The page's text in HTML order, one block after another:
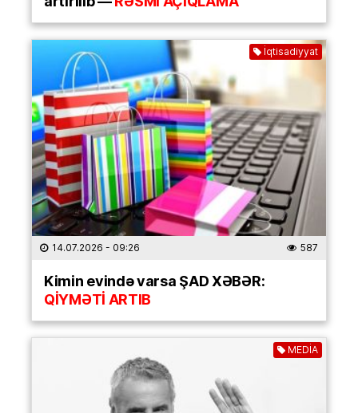
İqtisadiyyat
14.07.2026 - 09:26 587
Kimin evində varsa ŞAD XƏBƏR:
QİYMƏTİ ARTIB
MEDİA